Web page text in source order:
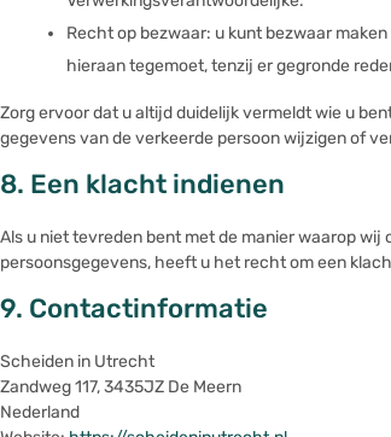
Recht op bezwaar: u kunt bezwaar
hieraan tegemoet, tenzij er gegronde
Zorg ervoor dat u altijd duidelijk vermeldt wie u
gegevens van de verkeerde persoon wijzigen of
8. Een klacht indienen
Als u niet tevreden bent met de manier waarop
persoonsgegevens, heeft u het recht om een
9. Contactinformatie
Scheiden in Utrecht
Zandweg 117, 3435JZ De Meern
Nederland